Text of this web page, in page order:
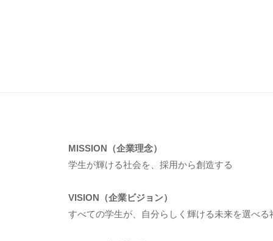
MISSION（企業理念）
学生が輝ける社会を、採用から創造する
VISION（企業ビジョン）
すべての学生が、自分らしく輝ける未来を選べる